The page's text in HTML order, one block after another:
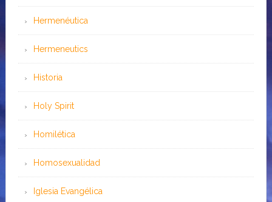
Hermenéutica
Hermeneutics
Historia
Holy Spirit
Homilética
Homosexualidad
Iglesia Evangélica